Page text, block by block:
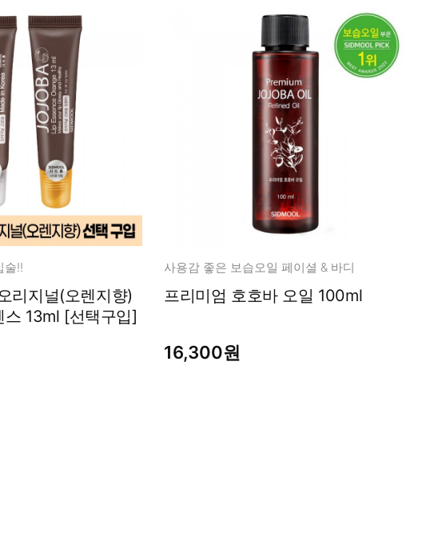
술!!
리지널(오렌지향)
스 13ml [선택구입]
사용감 좋은 보습오일 페이셜 & 바디
프리미엄 호호바 오일 100ml
16,300원